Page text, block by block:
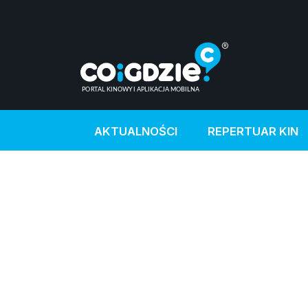
AKTUALNOŚCI REPERTUAR KIN